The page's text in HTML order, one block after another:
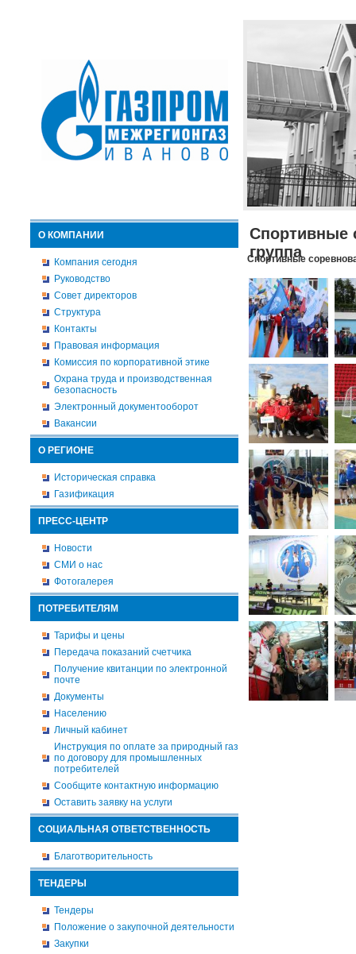
О КОМПАНИИ
Компания сегодня
Руководство
Совет директоров
Структура
Контакты
Правовая информация
Комиссия по корпоративной этике
Охрана труда и производственная
безопасность
Электронный документооборот
Вакансии
О РЕГИОНЕ
Историческая справка
Газификация
ПРЕСС-ЦЕНТР
Новости
СМИ о нас
Фотогалерея
ПОТРЕБИТЕЛЯМ
Тарифы и цены
Передача показаний счетчика
Получение квитанции по электронной
почте
Документы
Населению
Личный кабинет
Инструкция по оплате за природный газ
по договору для промышленных
потребителей
Сообщите контактную информацию
Оставить заявку на услуги
СОЦИАЛЬНАЯ ОТВЕТСТВЕННОСТЬ
Благотворительность
ТЕНДЕРЫ
Тендеры
Положение о закупочной деятельности
Закупки
Спортивные
группа
Спортивные